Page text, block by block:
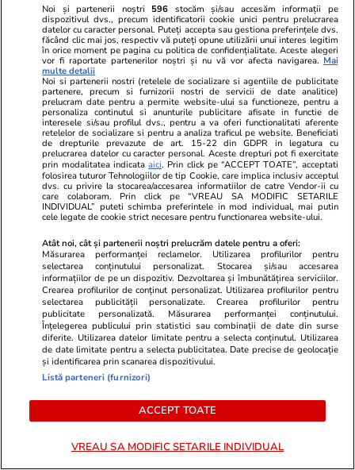
ei. Nimeni,
așteptat la
ȘTIRI ROMÂNIA
Exclusiv
Politică 18:00
Nicușor Dan, fără nicio zi de
concediu de la începutul
mandatului. Explicațiile
președinției
Politică 14:56
Reacția lui Ion Ceban, după ce
Ciprian Ciucu a spus că primarul
Chișinăului știa înaintea PNL că
Adrian Veștea va fi desemnat
premier și că i-a arătat un
PARTENERI
Noi și partenerii noștri 596 stocăm și/sau accesăm informații pe
dispozitivul dvs., precum identificatorii cookie unici pentru prelucrarea
datelor cu caracter personal. Puteți accepta sau gestiona preferințele dvs.
făcând clic mai jos, respectiv vă puteți opune utilizării unui interes legitim
în orice moment pe pagina cu politica de confidențialitate. Aceste alegeri
vor fi raportate partenerilor noștri și nu vă vor afecta navigarea. Mai
multe detalii
Noi si partenerii nostri (retelele de socializare si agentiile de publicitate
partenere, precum si furnizorii nostri de servicii de date analitice)
prelucram date pentru a permite website-ului sa functioneze, pentru a
personaliza continutul si anunturile publicitare afisate in functie de
interesele si/sau profilul dvs., pentru a va oferi functionalitati aferente
retelelor de socializare si pentru a analiza traficul pe website. Beneficiati
de drepturile prevazute de art. 15-22 din GDPR in legatura cu
prelucrarea datelor cu caracter personal. Aceste drepturi pot fi exercitate
prin modalitatea indicataaici. Prin click pe “ACCEPT TOATE”, acceptati
folosirea tuturor Tehnologiilor de tip Cookie, care implica inclusiv acceptul
dvs. cu privire la stocarea/accesarea informatiilor de catre Vendor-ii cu
care colaboram. Prin click pe “VREAU SA MODIFIC SETARILE
INDIVIDUAL” puteti schimba preferintele in mod individual, mai putin
cele legate de cookie strict necesare pentru functionarea website-ului.
Atât noi, cât și partenerii noștri prelucrăm datele pentru a oferi:
Măsurarea performanței reclamelor. Utilizarea profilurilor pentru
selectarea conținutului personalizat. Stocarea și/sau accesarea
informațiilor de pe un dispozitiv. Dezvoltarea și îmbunătățirea serviciilor.
Crearea profilurilor de conținut personalizat. Utilizarea profilurilor pentru
selectarea publicității personalizate. Crearea profilurilor pentru
publicitate personalizată. Măsurarea performanței conținutului.
Înțelegerea publicului prin statistici sau combinații de date din surse
diferite. Utilizarea datelor limitate pentru a selecta conținutul. Utilizarea
de date limitate pentru a selecta publicitatea. Date precise de geolocație
și identificarea prin scanarea dispozitivului.
Listă parteneri (furnizori)
ACCEPT TOATE
VREAU SA MODIFIC SETARILE INDIVIDUAL